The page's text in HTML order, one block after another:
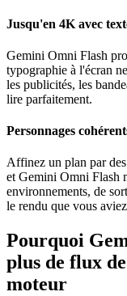
Jusqu'en 4K avec
Gemini Omni Flash
typographie à l'écran
les publicités, les
lire parfaitement.
Personnages
Affinez un plan par
et Gemini Omni Flash
environnements, de
le rendu que vous
Pourquoi
plus de flux
moteur